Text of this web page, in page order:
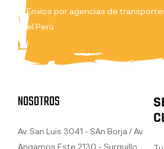
Envios por agencias de
el Perú
NOSOTROS
Av. San Luis 3041 - SAn Borja / Av.
Angamos Este 2130 - Surquillo